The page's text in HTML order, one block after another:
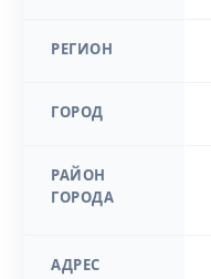
РЕГИОН
ГОРОД
РАЙОН
ГОРОДА
АДРЕС